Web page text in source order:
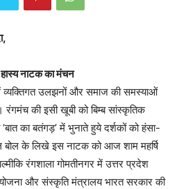
हास्य नाटक का मंचन
उलझनों और समाज की समस्याओं
की इसी खूबी को बिम्ब सांस्कृतिक
का बतंगड़’ में भुनाते हुये दर्शकों को हंसा-
बोल के लिखे इस नाटक को आज शाम महर्षि
रंगशाला गोमतीनगर में उत्तर प्रदेश
और संस्कृति मंत्रालय भारत सरकार की